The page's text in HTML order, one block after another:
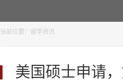
当前位置： 留学资讯
美国硕士申请